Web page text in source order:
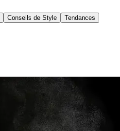
Conseils de Style
Tendances